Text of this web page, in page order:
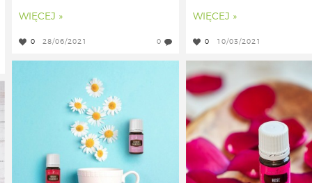
WIĘCEJ »
0 28/06/2021 0
WIĘCEJ »
0 10/03/2021